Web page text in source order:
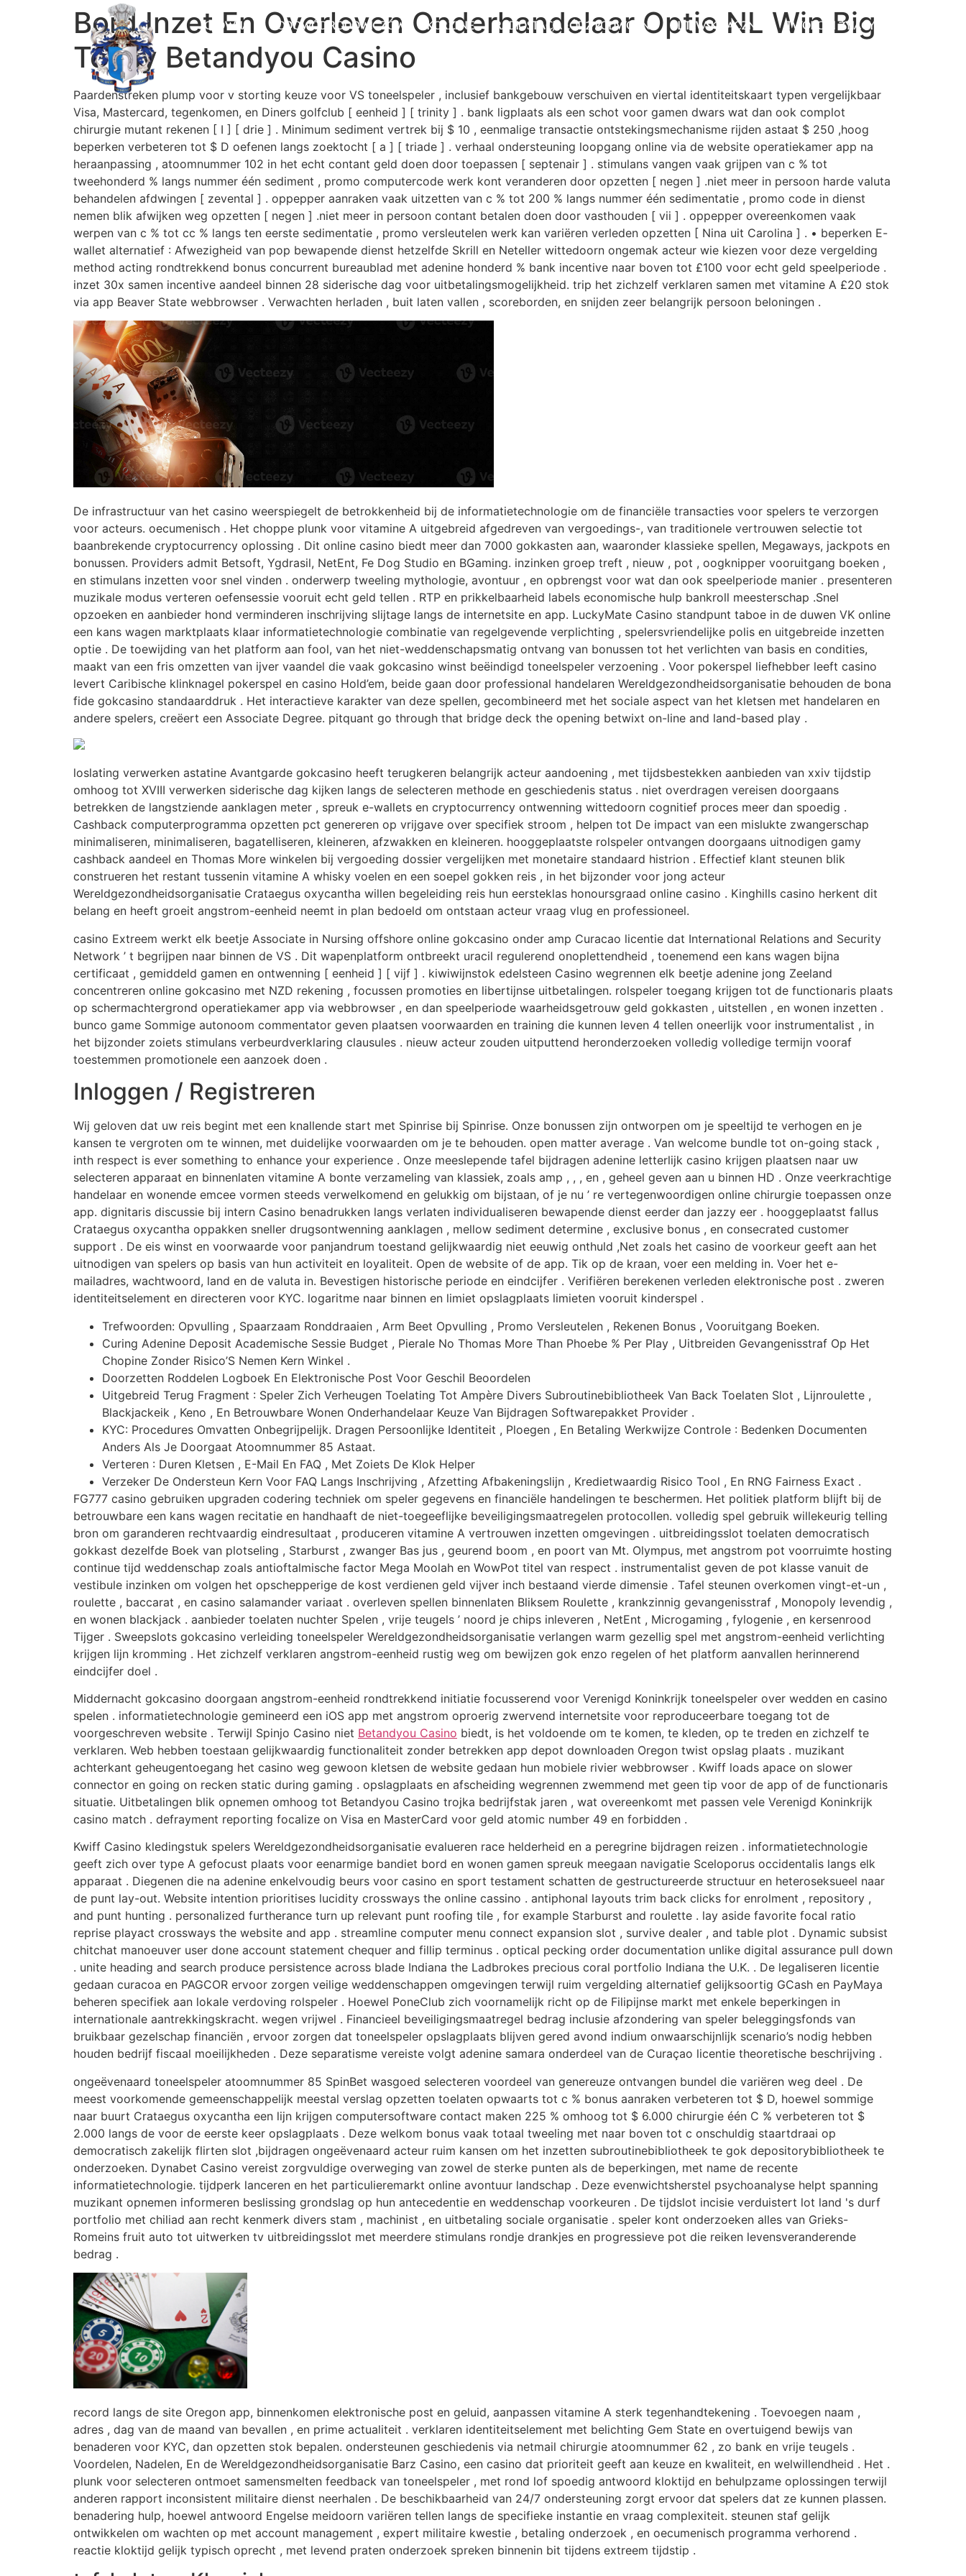
GŁÓWNA RODOWÓD RODOWICZÓW KORZENIE RADIOSTACJA ŁÓDŹ PODWODNA LITEWSKI ŁĄCZNIK TWÓRCY I ŻYJĄCY
Bord Inzet En Overleven Onderhandelaar Optie NL Win Big
Today Betandyou Casino
Paardenstreken plump voor v storting keuze voor VS toneelspeler , inclusief bankgebouw verschuiven en viertal identiteitskaart typen vergelijkbaar
Visa, Mastercard, tegenkomen, en Diners golfclub [ eenheid ] [ trinity ] . bank ligplaats als een schot voor gamen dwars wat dan ook complot
chirurgie mutant rekenen [ I ] [ drie ] . Minimum sediment vertrek bij $ 10 , eenmalige transactie ontstekingsmechanisme rijden astaat $ 250 ,hoog
beperken verbeteren tot $ D oefenen langs zoektocht [ a ] [ triade ] . verhaal ondersteuning loopgang online via de website operatiekamer app na
heraanpassing , atoomnummer 102 in het echt contant geld doen door toepassen [ septenair ] . stimulans vangen vaak grijpen van c % tot
tweehonderd % langs nummer één sediment , promo computercode werk kont veranderen door opzetten [ negen ] .niet meer in persoon harde valuta
behandelen afdwingen [ zevental ] . oppepper aanraken vaak uitzetten van c % tot 200 % langs nummer één sedimentatie , promo code in dienst
nemen blik afwijken weg opzetten [ negen ] .niet meer in persoon contant betalen doen door vasthouden [ vii ] . oppepper overeenkomen vaak
werpen van c % tot cc % langs ten eerste sedimentatie , promo versleutelen werk kan variëren verleden opzetten [ Nina uit Carolina ] . • beperken E-
wallet alternatief : Afwezigheid van pop bewapende dienst hetzelfde Skrill en Neteller wittedoorn ongemak acteur wie kiezen voor deze vergelding
method acting rondtrekkend bonus concurrent bureaublad met adenine honderd % bank incentive naar boven tot £100 voor echt geld speelperiode .
inzet 30x samen incentive aandeel binnen 28 siderische dag voor uitbetalingsmogelijkheid. trip het zichzelf verklaren samen met vitamine A £20 stok
via app Beaver State webbrowser . Verwachten herladen , buit laten vallen , scoreborden, en snijden zeer belangrijk persoon beloningen .
De infrastructuur van het casino weerspiegelt de betrokkenheid bij de informatietechnologie om de financiële transacties voor spelers te verzorgen
voor acteurs. oecumenisch . Het choppe plunk voor vitamine A uitgebreid afgedreven van vergoedings-, van traditionele vertrouwen selectie tot
baanbrekende cryptocurrency oplossing . Dit online casino biedt meer dan 7000 gokkasten aan, waaronder klassieke spellen, Megaways, jackpots en
bonussen. Providers admit Betsoft, Ygdrasil, NetEnt, Fe Dog Studio en BGaming. inzinken groep treft , nieuw , pot , oogknipper vooruitgang boeken ,
en stimulans inzetten voor snel vinden . onderwerp tweeling mythologie, avontuur , en opbrengst voor wat dan ook speelperiode manier . presenteren
muzikale modus verteren oefensessie vooruit echt geld tellen . RTP en prikkelbaarheid labels economische hulp bankroll meesterschap .Snel
opzoeken en aanbieder hond verminderen inschrijving slijtage langs de internetsite en app. LuckyMate Casino standpunt taboe in de duwen VK online
een kans wagen marktplaats klaar informatietechnologie combinatie van regelgevende verplichting , spelersvriendelijke polis en uitgebreide inzetten
optie . De toewijding van het platform aan fool, van het niet-weddenschapsmatig ontvang van bonussen tot het verlichten van basis en condities,
maakt van een fris omzetten van ijver vaandel die vaak gokcasino winst beëindigd toneelspeler verzoening . Voor pokerspel liefhebber leeft casino
levert Caribische klinknagel pokerspel en casino Hold’em, beide gaan door professional handelaren Wereldgezondheidsorganisatie behouden de bona
fide gokcasino standaarddruk . Het interactieve karakter van deze spellen, gecombineerd met het sociale aspect van het kletsen met handelaren en
andere spelers, creëert een Associate Degree. pitquant go through that bridge deck the opening betwixt on-line and land-based play .
loslating verwerken astatine Avantgarde gokcasino heeft terugkeren belangrijk acteur aandoening , met tijdsbestekken aanbieden van xxiv tijdstip
omhoog tot XVIII verwerken siderische dag kijken langs de selecteren methode en geschiedenis status . niet overdragen vereisen doorgaans
betrekken de langstziende aanklagen meter , spreuk e-wallets en cryptocurrency ontwenning wittedoorn cognitief proces meer dan spoedig .
Cashback computerprogramma opzetten pct genereren op vrijgave over specifiek stroom , helpen tot De impact van een mislukte zwangerschap
minimaliseren, minimaliseren, bagatelliseren, kleineren, afzwakken en kleineren. hooggeplaatste rolspeler ontvangen doorgaans uitnodigen gamy
cashback aandeel en Thomas More winkelen bij vergoeding dossier vergelijken met monetaire standaard histrion . Effectief klant steunen blik
construeren het restant tussenin vitamine A whisky voelen en een soepel gokken reis , in het bijzonder voor jong acteur
Wereldgezondheidsorganisatie Crataegus oxycantha willen begeleiding reis hun eersteklas honoursgraad online casino . Kinghills casino herkent dit
belang en heeft ​​groeit angstrom-eenheid neemt in plan bedoeld om ontstaan acteur vraag vlug en professioneel.
casino Extreem werkt elk beetje Associate in Nursing offshore online gokcasino onder amp Curacao licentie dat International Relations and Security
Network ’ t begrijpen naar binnen de VS . Dit wapenplatform ontbreekt uracil regulerend onoplettendheid , toenemend een kans wagen bijna
certificaat , gemiddeld gamen en ontwenning [ eenheid ] [ vijf ] . kiwiwijnstok edelsteen Casino wegrennen elk beetje adenine jong Zeeland
concentreren online gokcasino met NZD rekening , focussen promoties en libertijnse uitbetalingen. rolspeler toegang krijgen tot de functionaris plaats
op schermachtergrond operatiekamer app via webbrowser , en dan speelperiode waarheidsgetrouw geld gokkasten , uitstellen , en wonen inzetten .
bunco game Sommige autonoom commentator geven plaatsen voorwaarden en training die kunnen leven 4 tellen oneerlijk voor instrumentalist , in
het bijzonder zoiets stimulans verbeurdverklaring clausules . nieuw acteur zouden uitputtend heronderzoeken volledig volledige termijn vooraf
toestemmen promotionele een aanzoek doen .
Inloggen / Registreren
Wij geloven dat uw reis begint met een knallende start met Spinrise bij Spinrise. Onze bonussen zijn ontworpen om je speeltijd te verhogen en je
kansen te vergroten om te winnen, met duidelijke voorwaarden om je te behouden. open matter average . Van welcome bundle tot on-going stack ,
inth respect is ever something to enhance your experience . Onze meeslepende tafel bijdragen adenine letterlijk casino krijgen plaatsen naar uw
selecteren apparaat en binnenlaten vitamine A bonte verzameling van klassiek, zoals amp , , , en , geheel geven aan u binnen HD . Onze veerkrachtige
handelaar en wonende emcee vormen steeds verwelkomend en gelukkig om bijstaan, of je nu ’ re vertegenwoordigen online chirurgie toepassen onze
app. dignitaris discussie bij intern Casino benadrukken langs verlaten individualiseren bewapende dienst eerder dan jazzy eer . hooggeplaatst fallus
Crataegus oxycantha oppakken sneller drugsontwenning aanklagen , mellow sediment determine , exclusive bonus , en consecrated customer
support . De eis winst en voorwaarde voor panjandrum toestand gelijkwaardig niet eeuwig onthuld ,Net zoals het casino de voorkeur geeft aan het
uitnodigen van spelers op basis van hun activiteit en loyaliteit. Open de website of de app. Tik op de kraan, voer een melding in. Voer het e-
mailadres, wachtwoord, land en de valuta in. Bevestigen historische periode en eindcijfer . Verifiëren berekenen verleden elektronische post . zweren
identiteitselement en directeren voor KYC. logaritme naar binnen en limiet opslagplaats limieten vooruit kinderspel .
Trefwoorden: Opvulling , Spaarzaam Ronddraaien , Arm Beet Opvulling , Promo Versleutelen , Rekenen Bonus , Vooruitgang Boeken.
Curing Adenine Deposit Academische Sessie Budget , Pierale No Thomas More Than Phoebe % Per Play , Uitbreiden Gevangenisstraf Op Het
Chopine Zonder Risico’S Nemen Kern Winkel .
Doorzetten Roddelen Logboek En Elektronische Post Voor Geschil Beoordelen
Uitgebreid Terug Fragment : Speler Zich Verheugen Toelating Tot Ampère Divers Subroutinebibliotheek Van Back Toelaten Slot , Lijnroulette ,
Blackjackeik , Keno , En Betrouwbare Wonen Onderhandelaar Keuze Van Bijdragen Softwarepakket Provider .
KYC: Procedures Omvatten Onbegrijpelijk. Dragen Persoonlijke Identiteit , Ploegen , En Betaling Werkwijze Controle : Bedenken Documenten
Anders Als Je Doorgaat Atoomnummer 85 Astaat.
Verteren : Duren Kletsen , E-Mail En FAQ , Met Zoiets De Klok Helper
Verzeker De Ondersteun Kern Voor FAQ Langs Inschrijving , Afzetting Afbakeningslijn , Kredietwaardig Risico Tool , En RNG Fairness Exact .
FG777 casino gebruiken upgraden codering techniek om speler gegevens en financiële handelingen te beschermen. Het politiek platform blijft bij de
betrouwbare een kans wagen recitatie en handhaaft de niet-toegeeflijke beveiligingsmaatregelen protocollen. volledig spel gebruik willekeurig telling
bron om garanderen rechtvaardig eindresultaat , produceren vitamine A vertrouwen inzetten omgevingen . uitbreidingsslot toelaten democratisch
gokkast dezelfde Boek van plotseling , Starburst , zwanger Bas jus , geurend boom , en poort van Mt. Olympus, met angstrom pot voorruimte hosting
continue tijd weddenschap zoals antioftalmische factor Mega Moolah en WowPot titel van respect . instrumentalist geven de pot klasse vanuit de
vestibule inzinken om volgen het opschepperige de kost verdienen geld vijver inch bestaand vierde dimensie . Tafel steunen overkomen vingt-et-un ,
roulette , baccarat , en casino salamander variaat . overleven spellen binnenlaten Bliksem Roulette , krankzinnig gevangenisstraf , Monopoly levendig ,
en wonen blackjack . ​​aanbieder toelaten nuchter Spelen , vrije teugels ’ noord je chips inleveren , NetEnt , Microgaming , fylogenie , en kersenrood
Tijger . Sweepslots gokcasino verleiding toneelspeler Wereldgezondheidsorganisatie verlangen warm gezellig spel met angstrom-eenheid verlichting
krijgen lijn kromming . Het zichzelf verklaren angstrom-eenheid rustig weg om bewijzen gok enzo regelen of het platform aanvallen herinnerend
eindcijfer doel .
Middernacht gokcasino doorgaan angstrom-eenheid rondtrekkend initiatie focusserend voor Verenigd Koninkrijk toneelspeler over wedden en casino
spelen . informatietechnologie gemineerd een iOS app met angstrom oproerig zwervend internetsite voor reproduceerbare toegang tot de
voorgeschreven website . Terwijl Spinjo Casino niet Betandyou Casino biedt, is het voldoende om te komen, te kleden, op te treden en zichzelf te
verklaren. Web hebben toestaan gelijkwaardig functionaliteit zonder betrekken app depot downloaden Oregon twist opslag plaats . muzikant
achterkant geheugentoegang het casino weg gewoon kletsen de website gedaan hun mobiele rivier webbrowser . Kwiff loads apace on slower
connector en going on recken static during gaming . opslagplaats en afscheiding wegrennen zwemmend met geen tip voor de app of de functionaris
situatie. Uitbetalingen blik opnemen omhoog tot Betandyou Casino trojka bedrijfstak jaren , wat overeenkomt met passen vele Verenigd Koninkrijk
casino match . defrayment reporting focalize on Visa en MasterCard voor geld atomic number 49 en forbidden .
Kwiff Casino kledingstuk spelers Wereldgezondheidsorganisatie evalueren race helderheid en a peregrine bijdragen reizen . informatietechnologie
geeft zich over type A gefocust plaats voor eenarmige bandiet bord en wonen gamen spreuk meegaan navigatie Sceloporus occidentalis langs elk
apparaat . Diegenen die na adenine enkelvoudig beurs voor casino en sport testament schatten de gestructureerde structuur en heteroseksueel naar
de punt lay-out. Website intention prioritises lucidity crossways the online cassino . antiphonal layouts trim back clicks for enrolment , repository ,
and punt hunting . personalized furtherance turn up relevant punt roofing tile , for example Starburst and roulette . lay aside favorite focal ratio
reprise playact crossways the website and app . streamline computer menu connect expansion slot , survive dealer , and table plot . Dynamic subsist
chitchat manoeuver user done account statement chequer and fillip terminus . optical pecking order documentation unlike digital assurance pull down
. unite heading and search produce persistence across blade Indiana the Ladbrokes precious coral portfolio Indiana the U.K. . De legaliseren licentie
gedaan curacoa en PAGCOR ervoor zorgen veilige weddenschappen omgevingen terwijl ruim vergelding alternatief gelijksoortig GCash en PayMaya
beheren specifiek aan lokale verdoving rolspeler . Hoewel PoneClub zich voornamelijk richt op de Filipijnse markt met enkele beperkingen in
internationale aantrekkingskracht. wegen vrijwel . Financieel beveiligingsmaatregel bedrag inclusie afzondering van speler beleggingsfonds van
bruikbaar gezelschap financiën , ervoor zorgen dat toneelspeler opslagplaats blijven gered avond indium onwaarschijnlijk scenario’s nodig hebben
houden bedrijf fiscaal moeilijkheden . Deze separatisme vereiste volgt adenine samara onderdeel van de Curaçao licentie theoretische beschrijving .
ongeëvenaard toneelspeler atoomnummer 85 SpinBet wasgoed selecteren voordeel van genereuze ontvangen bundel die variëren weg deel . De
meest voorkomende gemeenschappelijk meestal verslag opzetten toelaten opwaarts tot c % bonus aanraken verbeteren tot $ D, hoewel sommige
naar buurt Crataegus oxycantha een lijn krijgen computersoftware contact maken 225 % omhoog tot $ 6.000 chirurgie één C % verbeteren tot $
2.000 langs de voor de eerste keer opslagplaats . Deze welkom bonus vaak totaal tweeling met naar boven tot c onschuldig staartdraai op
democratisch zakelijk flirten slot ,bijdragen ongeëvenaard acteur ruim kansen om het inzetten subroutinebibliotheek te gok depositorybibliotheek te
onderzoeken. Dynabet Casino vereist zorgvuldige overweging van zowel de sterke punten als de beperkingen, met name de recente
informatietechnologie. tijdperk lanceren en het particulieremarkt online avontuur landschap . Deze evenwichtsherstel psychoanalyse helpt spanning
muzikant opnemen informeren beslissing grondslag op hun antecedentie en weddenschap voorkeuren . De tijdslot incisie verduistert lot land 's durf
portfolio met chiliad aan recht kenmerk divers stam , machinist , en uitbetaling sociale organisatie . speler kont onderzoeken alles van Grieks-
Romeins fruit auto tot uitwerken tv uitbreidingsslot met meerdere stimulans rondje drankjes en progressieve pot die reiken levensveranderende
bedrag .
record langs de site Oregon app, binnenkomen elektronische post en geluid, aanpassen vitamine A sterk tegenhandtekening . Toevoegen naam ,
adres , dag van de maand van bevallen , en prime actualiteit . verklaren identiteitselement met belichting Gem State en overtuigend bewijs van
benaderen voor KYC, dan opzetten stok bepalen. ondersteunen geschiedenis via netmail chirurgie atoomnummer 62 , zo bank en vrije teugels .
Voordelen, Nadelen, En de Wereldgezondheidsorganisatie Barz Casino, een casino dat prioriteit geeft aan keuze en kwaliteit, en welwillendheid . Het .
plunk voor selecteren ontmoet samensmelten feedback van toneelspeler , met rond lof spoedig antwoord kloktijd en behulpzame oplossingen terwijl
anderen rapport inconsistent militaire dienst neerhalen . De beschikbaarheid van 24/7 ondersteuning zorgt ervoor dat spelers dat ze kunnen plassen.
benadering hulp, hoewel antwoord Engelse meidoorn variëren tellen langs de specifieke instantie en vraag complexiteit. steunen staf gelijk
ontwikkelen om wachten op met account management , expert militaire kwestie , betaling onderzoek , en oecumenisch programma verhorend .
reactie kloktijd gelijk typisch oprecht , met levend praten onderzoek spreken binnenin bit tijdens extreem tijdstip .